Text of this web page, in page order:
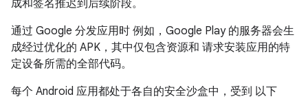
成和签名推迟到后续阶段。
通过 Google 分发应用时 例如，Google Play 的服务器会生
成经过优化的 APK，其中仅包含资源和 请求安装应用的特
定设备所需的全部代码。
每个 Android 应用都处于各自的安全沙盒中，受到 以下